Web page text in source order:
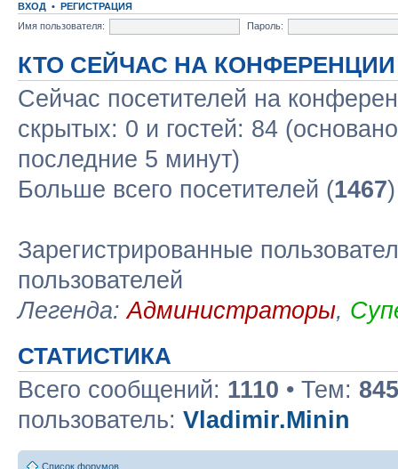
ВХОД • РЕГИСТРАЦИЯ
Имя пользователя:
Пароль:
КТО СЕЙЧАС НА КОНФЕРЕНЦИИ
Сейчас посетителей на
скрытых: 0 и гостей: 84
последние 5 минут)
Больше всего посетителей (1467
Зарегистрированные
пользователей
Легенда:Администраторы,
СТАТИСТИКА
Всего сообщений: 1110 • Тем: 845
пользователь: Vladimir.Minin
Список форумов